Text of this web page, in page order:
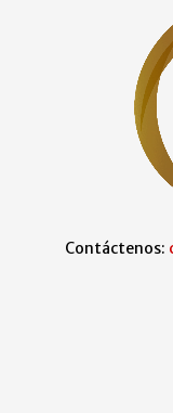
Contáctenos: